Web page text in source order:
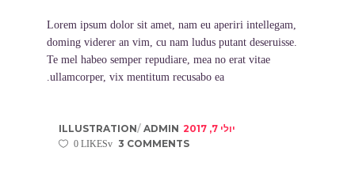
Lorem ipsum dolor sit amet, nam eu aperiri intellegam,
doming viderer an vim, cu nam ludus putant deseruisse.
Te mel habeo semper repudiare, mea no erat vitae
ullamcorper, vix mentitum recusabo ea.
יולי 7, 2017 ADMIN
ILLUSTRATION
3 COMMENTS
0 LIKES